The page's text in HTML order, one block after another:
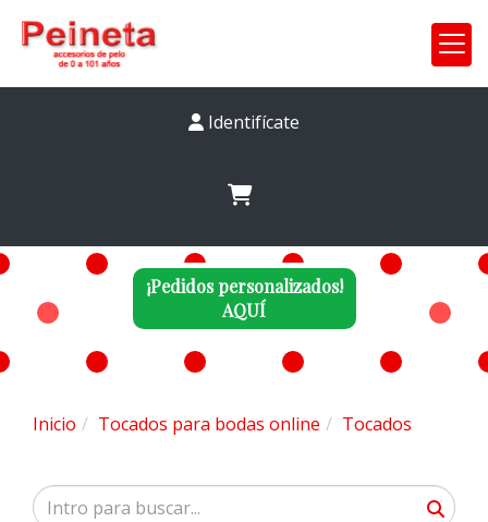
Identifícate
¡Pedidos personalizados!
AQUÍ
Inicio Tocados para bodas online Tocados